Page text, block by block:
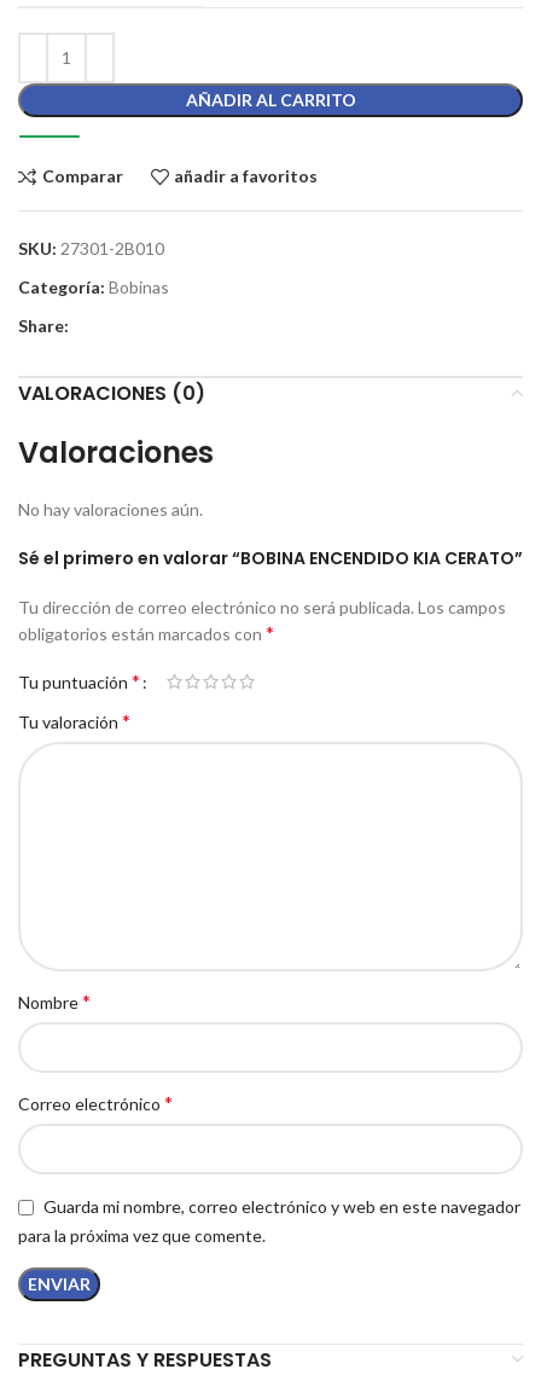
AÑADIR AL CARRITO
Comparar añadir a favoritos
SKU: 27301-2B010
Categoría: Bobinas
Share:
VALORACIONES (0)
Valoraciones
No hay valoraciones aún.
Sé el primero en valorar “BOBINA ENCENDIDO KIA CERATO”
Tu dirección de correo electrónico no será publicada. Los campos
obligatorios están marcados con *
Tu puntuación *
Tu valoración *
Nombre*
Correo electrónico *
Guarda mi nombre, correo electrónico y web en este navegador
para la próxima vez que comente.
PREGUNTAS Y RESPUESTAS